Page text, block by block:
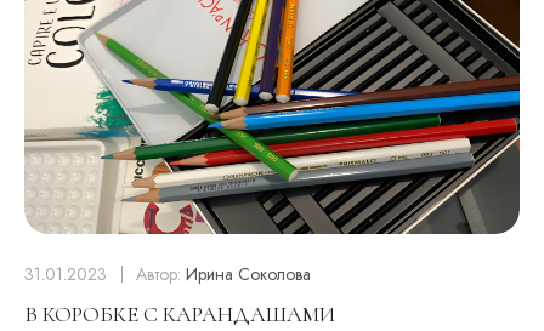
31.01.2023 Автор: Ирина Соколова
В КОРОБКЕ С КАРАНДАШАМИ